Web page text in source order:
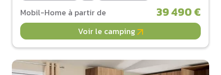
Mobil-Home à partir de 39 490 €
Voir le camping